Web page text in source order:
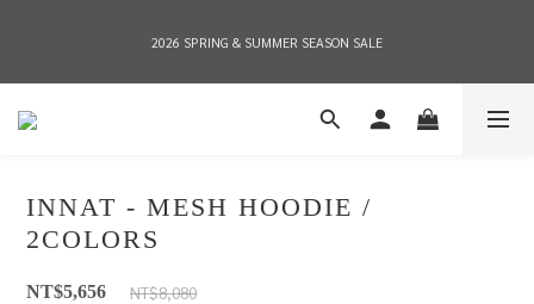
2026 SPRING & SUMMER SEASON SALE
2026 SPRING & SUMMER SEASON SALE
全店消費滿NT$8,000 享有7-11店到店免運費，NT$10,000店到店與宅配到府免運費
2026 SPRING & SUMMER SEASON SALE
INNAT - MESH HOODIE /
2COLORS
NT$5,656 NT$8,080